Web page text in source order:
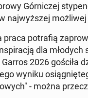
Gór­ni­czej
naj­wyż­szej
praca po­tra­fią
dla
2026 gościła
wyniku
- można